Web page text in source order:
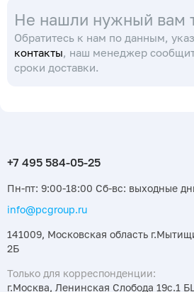
Не нашли нужный вам
Обратитесь к нам по данным,
контакты, наш менеджер
сроки доставки.
Пн-пт: 9:00-18:00 Сб-вс: выходные
info@pcgroup.ru
141009, Московская область
2Б
Только для корреспонденции:
г.Москва, Ленинская Слобода 19с.1